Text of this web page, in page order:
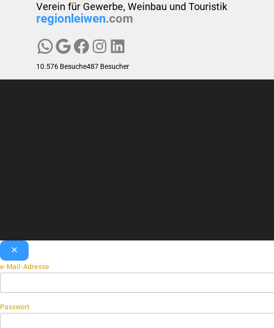
Verein für Gewerbe, Weinbau und Touristik
regionleiwen.com
Region Leiwen e.V. Region Leiwen e.V. Region Leiwen e.V. Region Leiwen e.V. LinkedIn
10.576 Besuche487 Besucher
e-Mail-Adresse
Passwort